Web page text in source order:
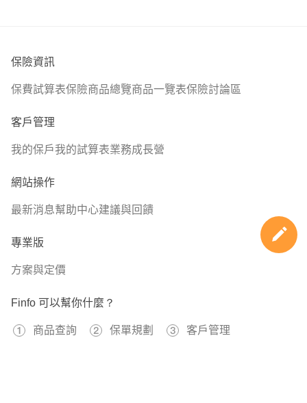
保險資訊
保費試算表保險商品總覽商品一覽表保險討論區
客戶管理
我的保戶我的試算表業務成長營
網站操作
最新消息幫助中心建議與回饋
專業版
方案與定價
Finfo 可以幫你什麼？
商品查詢 保單規劃 客戶管理